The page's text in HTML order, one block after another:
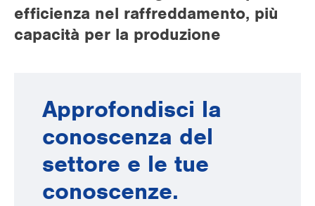
efficienza nel raffreddamento, più
capacità per la produzione
Approfondisci la
conoscenza del
settore e le tue
conoscenze.